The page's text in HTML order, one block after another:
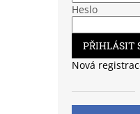
Heslo
PŘIHLÁSIT
Nová